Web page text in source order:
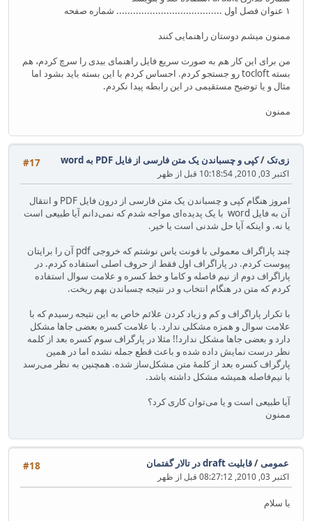
۱ عنوان فصل اول ...................................... شماره صفحه
ممنون میشم دوستان راهنمایی کنند
من برای این کار هم به صورت سریع فایل راهنمای بیدی را سرچ کردم، هم
بسته tocloft رو جستجو کردم. احساس کردم با این بسته باید بشود اما
مثال و یا توضیح مستقیمی در این رابطه پیدا نکردم.
ممنون
#17 زی‌تک/کپی و چسباندن یک متن فارسی از فایل PDF به word
اکتبر 03, 2010, 10:18:54 قبل از ظهر
امروز هنگام کپی و چسباندن یک متن فارسی از درون فایل PDF و انتقال
آن به فایل word با یک پدیده‌ای مواجه شدم که نمی‌دانم آیا طبیعی است
یا نه. و اینکه آیا حل شدنی است یا خیر.
چند پاراگراف معمولی با فونت یاس نوشتم که خروجی pdf آن را برایتان
پیوست کردم. در پاراگراف اول فقط از حروف اصلی استفاده کردم. در
پاراگراف دوم از نیم فاصله و کاما و خط کسره و علامت سوال استفاده
کردم که متن در هنگام انتخاب و در نتیجه چسباندن بهم ریخت.
با تکرار پاراگراف و کم و زیاد کردن علائم خاص به این نتیجه رسیدم که با
علامت سوال و همزه مشکلی ندارد. با علامت کسره بعضی جاها مشکل
دارد و بعضی جاها مشکل ندارد!! مثلا در پارگراف سوم کسره بعد از کلمه
نظر درست نمایش داده شده و باعث قطع جمله نشده اما در همین
پارگراف کسره بعد از کلمهٔ متن مشکل‌ساز شده. همچنین به نظر می‌رسد
با نیم‌فاصله همیشه مشکل داشته باشد.
آیا طبیعی است و یا می‌توان کاری کرد؟
ممنون
#18 عمومی/قابلیت draft در تالار گفتمان
اکتبر 03, 2010, 08:27:12 قبل از ظهر
با سلام